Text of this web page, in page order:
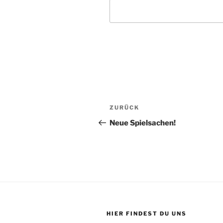
Beitragsnavigation
Vorheriger
Beitrag
ZURÜCK
Neue Spielsachen!
HIER FINDEST DU UNS